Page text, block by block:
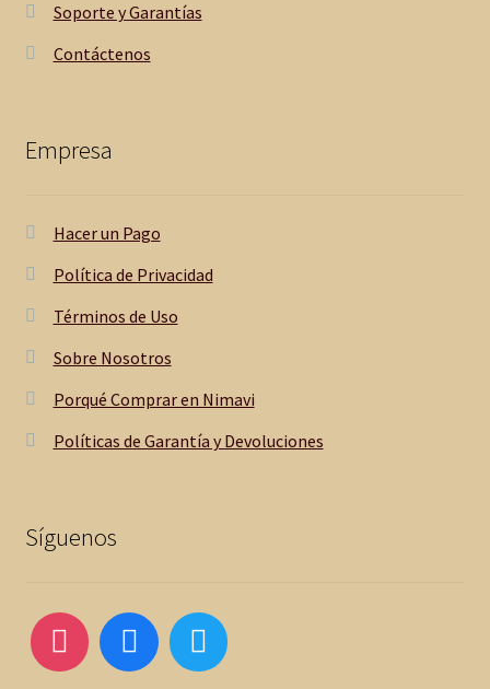
Soporte y Garantías
Contáctenos
Empresa
Hacer un Pago
Política de Privacidad
Términos de Uso
Sobre Nosotros
Porqué Comprar en Nimavi
Políticas de Garantía y Devoluciones
Síguenos